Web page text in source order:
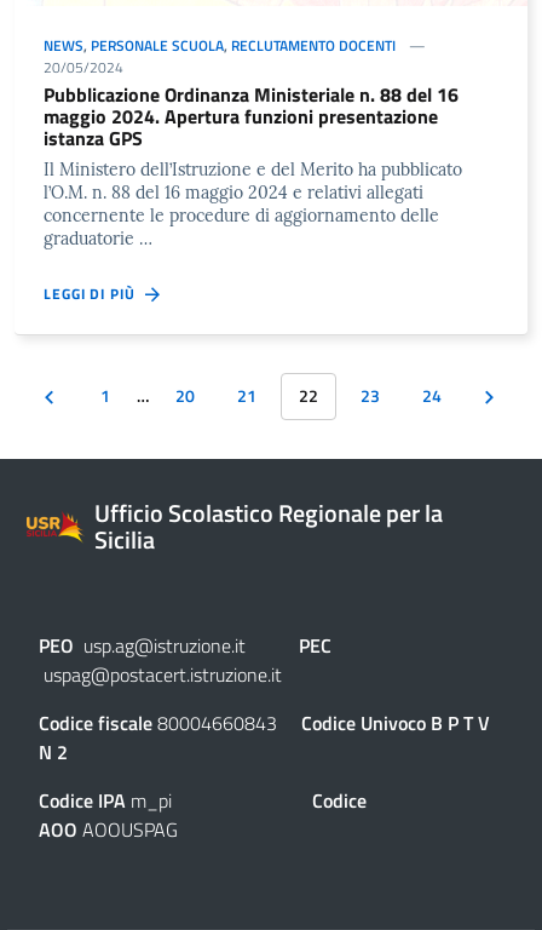
NEWS, PERSONALE SCUOLA, RECLUTAMENTO DOCENTI
20/05/2024
Pubblicazione Ordinanza Ministeriale n. 88 del 16
maggio 2024. Apertura funzioni presentazione
istanza GPS
Il Ministero dell’Istruzione e del Merito ha pubblicato
l’O.M. n. 88 del 16 maggio 2024 e relativi allegati
concernente le procedure di aggiornamento delle
graduatorie …
LEGGI DI PIÙ
1 … 20 21 22 23 24
Ufficio Scolastico Regionale per la
Sicilia
PEO usp.ag@istruzione.it
PEC
uspag@postacert.istruzione.it
Codice fiscale80004660843 Codice Univoco B P T V
N 2
Codice IPA m_pi Codice
AOO AOOUSPAG